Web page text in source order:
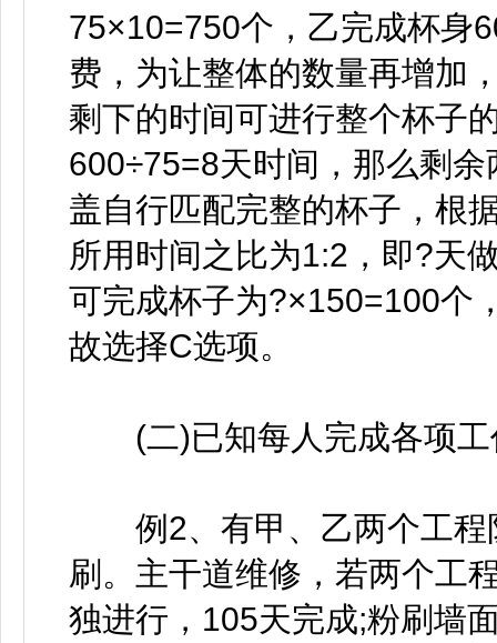
75×10=750个，乙完成杯身
费，为让整体的数量再增加
剩下的时间可进行整个杯子
600÷75=8天时间，那么剩
盖自行匹配完整的杯子，根
所用时间之比为1:2，即?天
可完成杯子为?×150=100个
故选择C选项。
(二)已知每人完成各项工
例2、有甲、乙两个工程
刷。主干道维修，若两个工
独进行，105天完成;粉刷墙